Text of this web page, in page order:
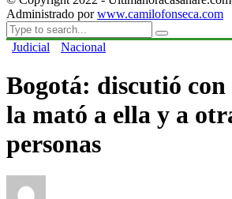
Administrado porwww.camilofonseca.com
Judicial Nacional
Bogotá: discutió
la mató a ella y a
personas